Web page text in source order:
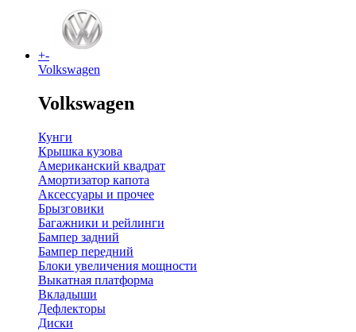
+-
Volkswagen
Volkswagen
Кунги
Крышка кузова
Американский квадрат
Амортизатор капота
Аксессуары и прочее
Брызговики
Багажники и рейлинги
Бампер задний
Бампер передний
Блоки увеличения мощности
Выкатная платформа
Вкладыши
Дефлекторы
Диски